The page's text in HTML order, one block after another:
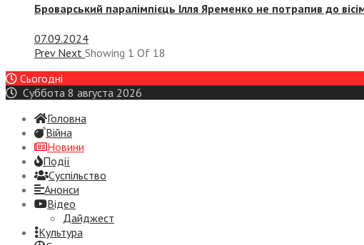
Броварський паралімпієць Ілля Яременко не потрапив до
07.09.2024
Prev Next Showing 1 Of 18
Сьогодні
Суббота 8 августа 2026
Головна
Війна
Новини
Події
Суспiльство
Анонси
Відео
Дайджест
Культура